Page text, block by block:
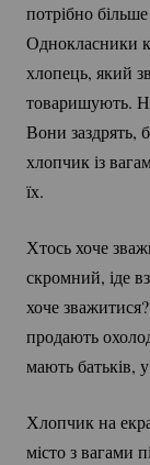
потрібно
Однокласники
хлопець, який
товаришують.
Вони заздрять,
хлопчик із
їх.
Хтось хоче
скромний, іде
хоче
продають
мають батьків,
Хлопчик на
місто з вагами